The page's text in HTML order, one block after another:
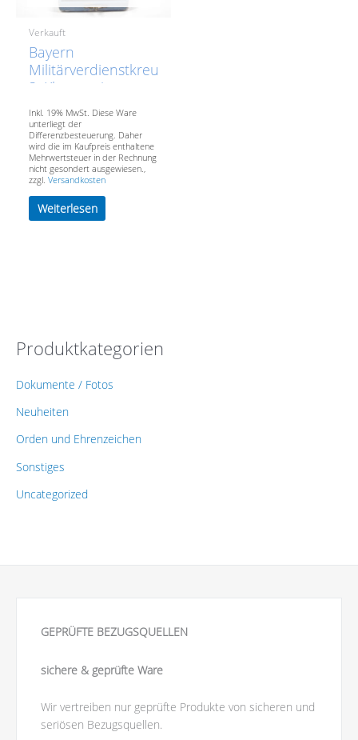
Verkauft
Bayern
Militärverdienstkreuz
3. Klasse mit
Schwertern im
originalen Etui-
VERKAUFT- SOLD
Inkl. 19% MwSt. Diese Ware
unterliegt der
Differenzbesteuerung. Daher
wird die im Kaufpreis enthaltene
Mehrwertsteuer in der Rechnung
nicht gesondert ausgewiesen.,
zzgl.Versandkosten
Weiterlesen
Produktkategorien
Dokumente / Fotos
Neuheiten
Orden und Ehrenzeichen
Sonstiges
Uncategorized
GEPRÜFTE BEZUGSQUELLEN
sichere & geprüfte Ware
Wir vertreiben nur geprüfte Produkte von sicheren und
seriösen Bezugsquellen.